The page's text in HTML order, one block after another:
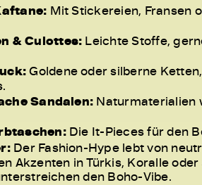
Mit Stickereien, Fransen
& Culottes: Leichte Stoffe,
Goldene oder silberne
Sandalen: Naturmaterialien
Die It-Pieces für den
Der Fashion-Hype lebt von
Akzenten in Türkis, Koralle
den Boho-Vibe.